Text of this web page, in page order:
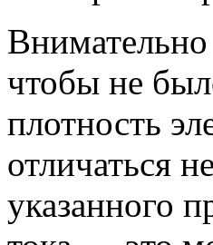
Внимательно
чтобы не
плотность
отличаться
указанного